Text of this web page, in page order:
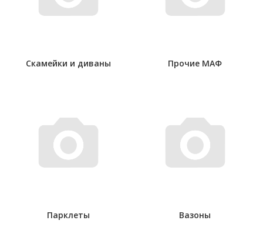
Скамейки и диваны Прочие МАФ
Парклеты Вазоны